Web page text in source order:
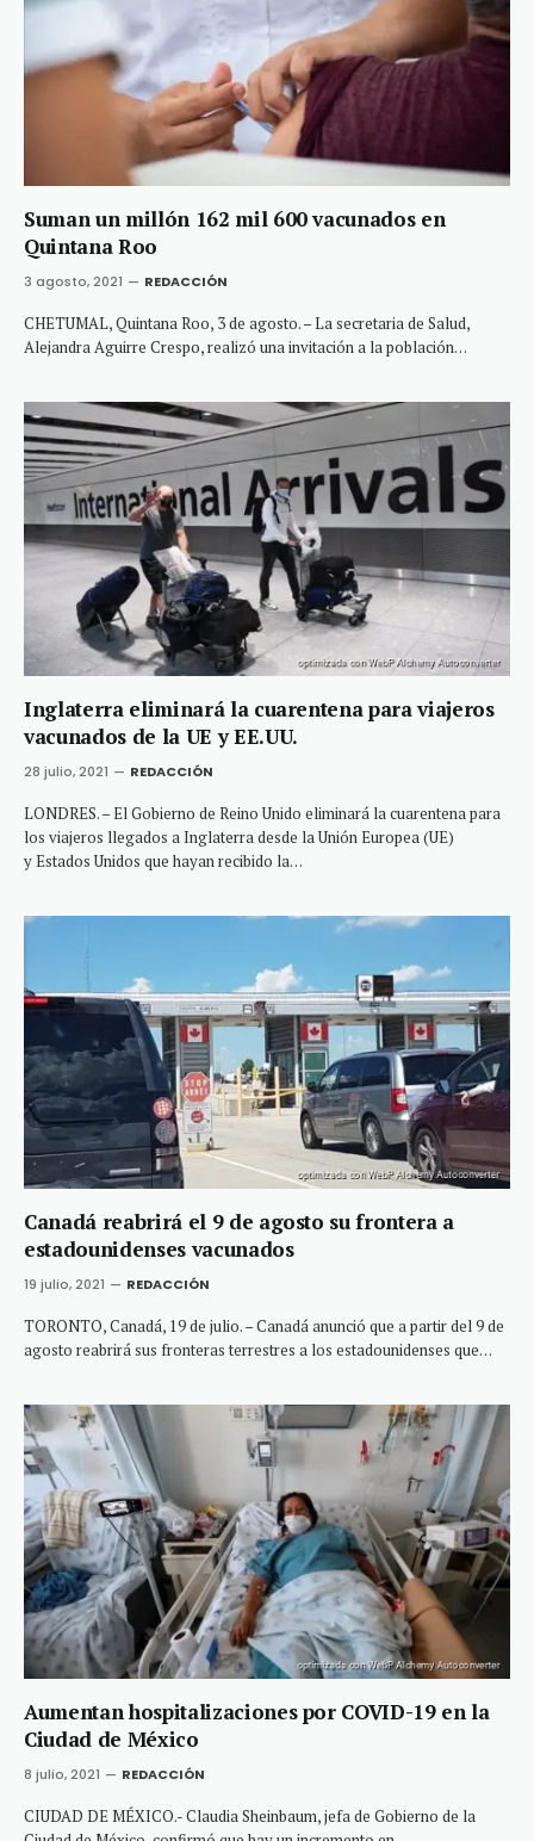
Suman un millón 162 mil 600 vacunados en
Quintana Roo
3 agosto, 2021 REDACCIÓN
CHETUMAL, Quintana Roo, 3 de agosto. – La secretaria de Salud,
Alejandra Aguirre Crespo, realizó una invitación a la población…
Inglaterra eliminará la cuarentena para viajeros
vacunados de la UE y EE.UU.
28 julio, 2021 REDACCIÓN
LONDRES. – El Gobierno de Reino Unido eliminará la cuarentena para
los viajeros llegados a Inglaterra desde la Unión Europea (UE)
y Estados Unidos que hayan recibido la…
Canadá reabrirá el 9 de agosto su frontera a
estadounidenses vacunados
19 julio, 2021 REDACCIÓN
TORONTO, Canadá, 19 de julio. – Canadá anunció que a partir del 9 de
agosto reabrirá sus fronteras terrestres a los estadounidenses que…
Aumentan hospitalizaciones por COVID-19 en la
Ciudad de México
8 julio, 2021 REDACCIÓN
CIUDAD DE MÉXICO.- Claudia Sheinbaum, jefa de Gobierno de la